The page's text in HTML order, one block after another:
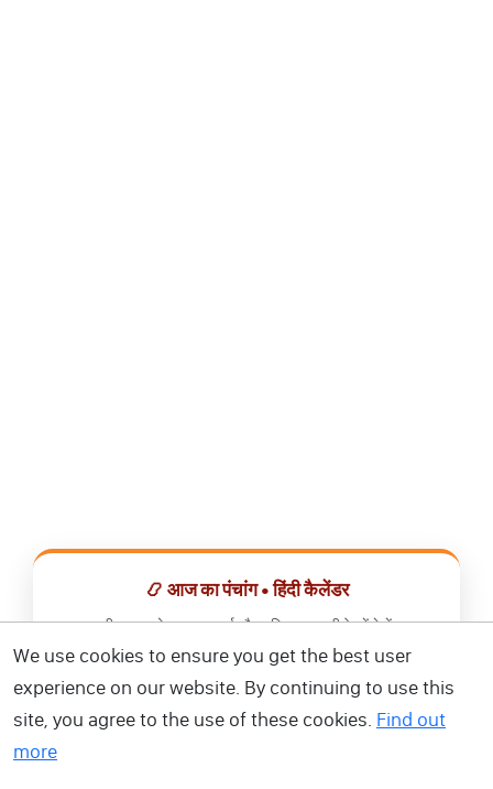
📿 आज का पंचांग • हिंदी कैलेंडर
सभी व्रत, त्योहार, शुभ मुहूर्त और राशिफल एक ही ऐप में देखें।
📅 हिंदी कैलेंडर ऐप डाउनलोड करें
We use cookies to ensure you get the best user
experience on our website. By continuing to use this
site, you agree to the use of these cookies. Find out
more